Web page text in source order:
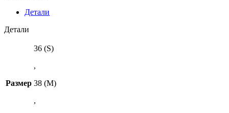
Детали
Детали
Размер
36 (S)
,
38 (M)
,